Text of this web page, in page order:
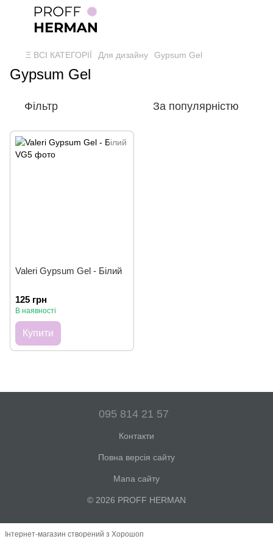
Ξ ВСІ КАТЕГОРІЇ Для дизайну Gypsum Gel
Gypsum Gel
Фільтр За популярністю
Valeri Gypsum Gel - Білий
125 грн
В наявності
Купити
095 814 21 57
Контакти
Повна версія сайту
Мапа сайту
© 2026 PROFF HERMAN
Інтернет-магазин створений з Хорошоп